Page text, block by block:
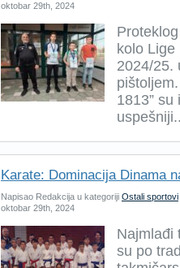
oktobar 29th, 2024
kolo
2024/25.
1813”
Karate: Dominacija Dinama
Napisao Redakcija u kategoriji Ostali sportovi
oktobar 29th, 2024
Najmlađi
su po